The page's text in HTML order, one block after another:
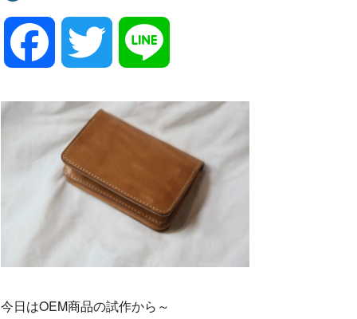
c
e
b
o
t
e
n
e
今日はOEM商品の試作から～